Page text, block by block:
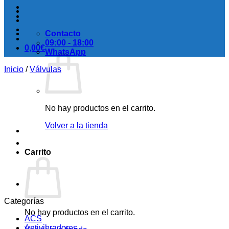
0,00€
No hay productos en el carrito.
Volver a la tienda
Carrito
No hay productos en el carrito.
Contacto
09:00 - 18:00
WhatsApp
Inicio / Válvulas
Categorías
ACS